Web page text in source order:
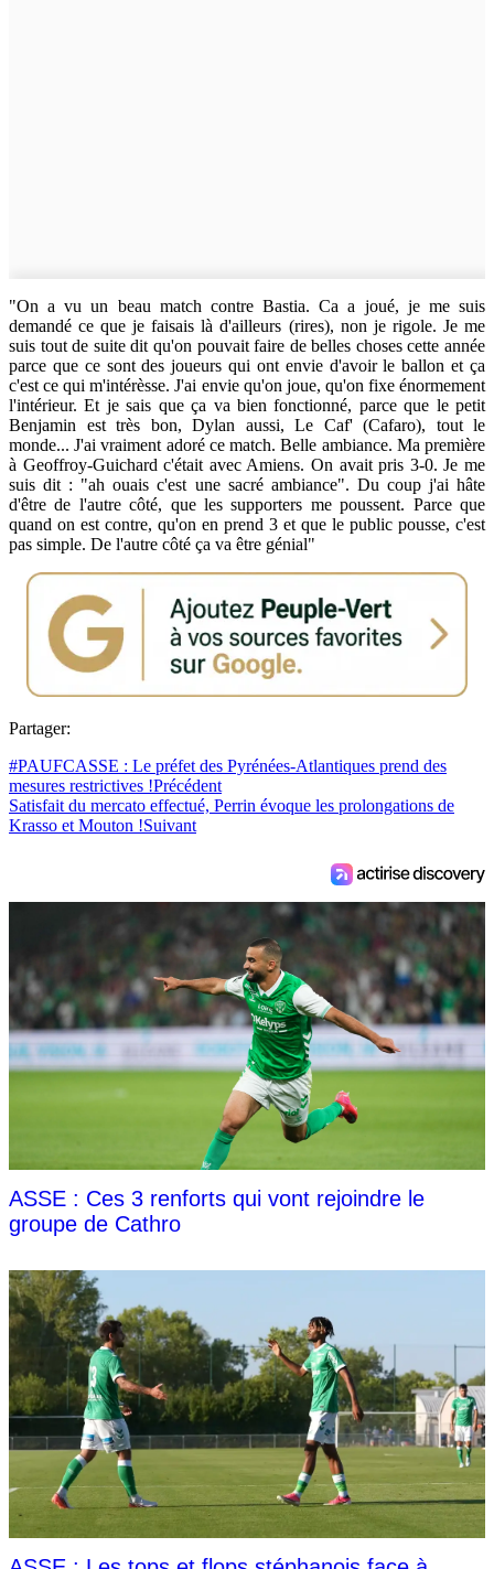
"On a vu un beau match contre Bastia. Ca a joué, je me suis
demandé ce que je faisais là d'ailleurs (rires), non je rigole. Je me
suis tout de suite dit qu'on pouvait faire de belles choses cette année
parce que ce sont des joueurs qui ont envie d'avoir le ballon et ça
c'est ce qui m'intérèsse. J'ai envie qu'on joue, qu'on fixe énormement
l'intérieur. Et je sais que ça va bien fonctionné, parce que le petit
Benjamin est très bon, Dylan aussi, Le Caf' (Cafaro), tout le
monde... J'ai vraiment adoré ce match. Belle ambiance. Ma première
à Geoffroy-Guichard c'était avec Amiens. On avait pris 3-0. Je me
suis dit : "ah ouais c'est une sacré ambiance". Du coup j'ai hâte
d'être de l'autre côté, que les supporters me poussent. Parce que
quand on est contre, qu'on en prend 3 et que le public pousse, c'est
pas simple. De l'autre côté ça va être génial"
Partager:
#PAUFCASSE : Le préfet des Pyrénées-Atlantiques prend des
mesures restrictives !Précédent
Satisfait du mercato effectué, Perrin évoque les prolongations de
Krasso et Mouton !Suivant
ASSE : Ces 3 renforts qui vont rejoindre le
groupe de Cathro